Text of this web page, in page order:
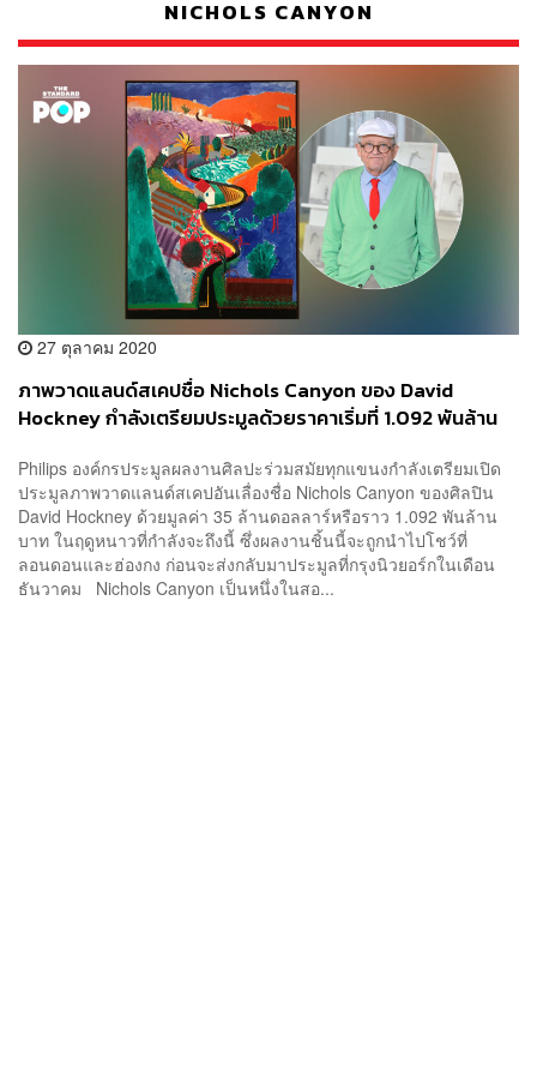
NICHOLS CANYON
27 ตุลาคม 2020
ภาพวาดแลนด์สเคปชื่อ Nichols Canyon ของ David
Hockney กำลังเตรียมประมูลด้วยราคาเริ่มที่ 1.092 พันล้าน
Philips องค์กรประมูลผลงานศิลปะร่วมสมัยทุกแขนงกำลังเตรียมเปิด
ประมูลภาพวาดแลนด์สเคปอันเลื่องชื่อ Nichols Canyon ของศิลปิน
David Hockney ด้วยมูลค่า 35 ล้านดอลลาร์หรือราว 1.092 พันล้าน
บาท ในฤดูหนาวที่กำลังจะถึงนี้ ซึ่งผลงานชิ้นนี้จะถูกนำไปโชว์ที่
ลอนดอนและฮ่องกง ก่อนจะส่งกลับมาประมูลที่กรุงนิวยอร์กในเดือน
ธันวาคม Nichols Canyon เป็นหนึ่งในสอ...